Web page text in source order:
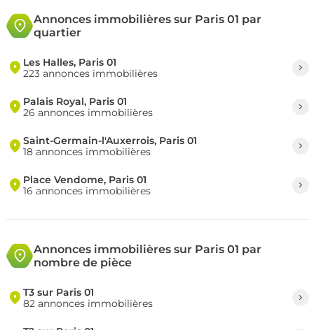
Annonces immobilières sur Paris 01 par
quartier
Les Halles, Paris 01
223 annonces immobilières
Palais Royal, Paris 01
26 annonces immobilières
Saint-Germain-l'Auxerrois, Paris 01
18 annonces immobilières
Place Vendome, Paris 01
16 annonces immobilières
Annonces immobilières sur Paris 01 par
nombre de pièce
T3 sur Paris 01
82 annonces immobilières